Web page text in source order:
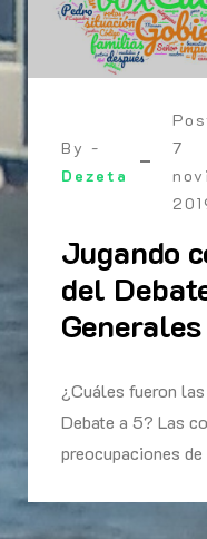
By -
Dezeta
7
Jugando
del
¿Cuáles fueron
Debate a 5? Las
preocupaciones